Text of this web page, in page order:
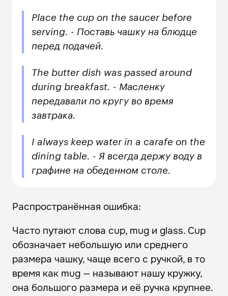
Place the cup on the saucer before
serving. - Поставь чашку на блюдце
перед подачей.
The butter dish was passed around
during breakfast. - Масленку
передавали по кругу во время
завтрака.
I always keep water in a carafe on the
dining table. - Я всегда держу воду в
графине на обеденном столе.
Распространённая ошибка:
Часто путают слова cup, mug и glass. Cup
обозначает небольшую или среднего
размера чашку, чаще всего с ручкой, в то
время как mug — называют нашу кружку,
она большого размера и её ручка крупнее.